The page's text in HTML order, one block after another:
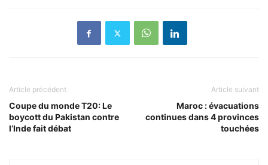
Article précédent
Coupe du monde T20: Le
boycott du Pakistan contre
l’Inde fait débat
Article suivant
Maroc : évacuations
continues dans 4 provinces
touchées